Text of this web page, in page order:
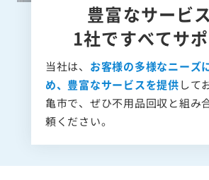
豊富なサービ
1社ですべてサ
当社は、 お客様の多様なニーズ
め、豊富なサービスを提供して
亀市で、ぜひ不用品回収と組み
頼ください。